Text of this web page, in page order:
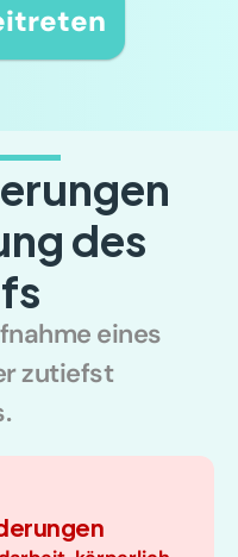
des
eines
zutiefst